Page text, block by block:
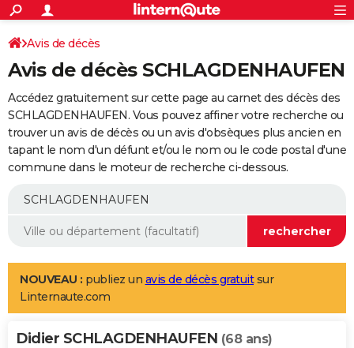
ACTUALITÉS
Politique
Société
Faits Divers
Education
Monde
Villes
+
SPORT
Coupe du monde 2026
Football
Tennis
Cyclisme
Rugby
Forum
Programme TV
TNT
Streaming
Cinéma
Sorties cinéma
Musique
+
FINANCE
Retraite
Epargne
Immobilier
Risques naturels par ville
Assurance
AUTO
Essais
Réserver un essai
Citadines
Berlines
SUV
Forum auto
+
Mobiles
Meilleur smartphone
Internet
Ordinateurs
Jeux vidéo
Guide high-tech
Aménagement intérieur
LIFESTYLE
Art de vivre
Bien-être
Loisirs
Mode
Modes de vie
Alimentation
Guide de la santé
Maladies
Médicaments
Sommeil
VOYAGE
Avis de décès
Avis de décès SCHLAGDENHAUFEN
Accédez gratuitement sur cette page au carnet des décès des
SCHLAGDENHAUFEN. Vous pouvez affiner votre recherche ou
trouver un avis de décès ou un avis d'obsèques plus ancien en
tapant le nom d'un défunt et/ou le nom ou le code postal d'une
commune dans le moteur de recherche ci-dessous.
NOUVEAU : publiez un avis de décès gratuitsur
Linternaute.com
Didier SCHLAGDENHAUFEN (68 ans)